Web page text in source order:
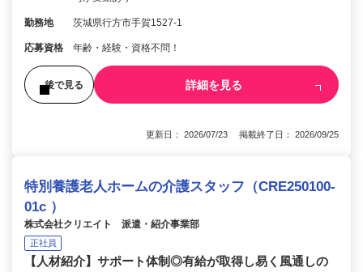
勤務地 茨城県行方市手賀1527-1
応募資格 年齢・経験・資格不問！
後で見る 詳細を見る
更新日： 2026/07/23 掲載終了日： 2026/09/25
特別養護老人ホームの介護スタッフ（CRE250100-
01c ）
株式会社クリエイト 派遣・紹介事業部
正社員
【人材紹介】サポート体制◎有給が取得し易く風通しの